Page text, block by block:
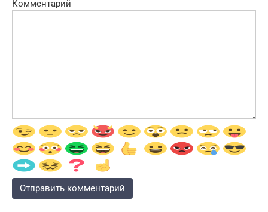
Комментарий